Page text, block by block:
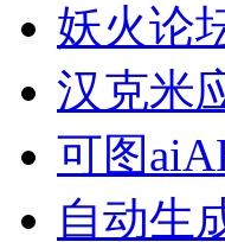
妖火论
汉克米
可图
自动生